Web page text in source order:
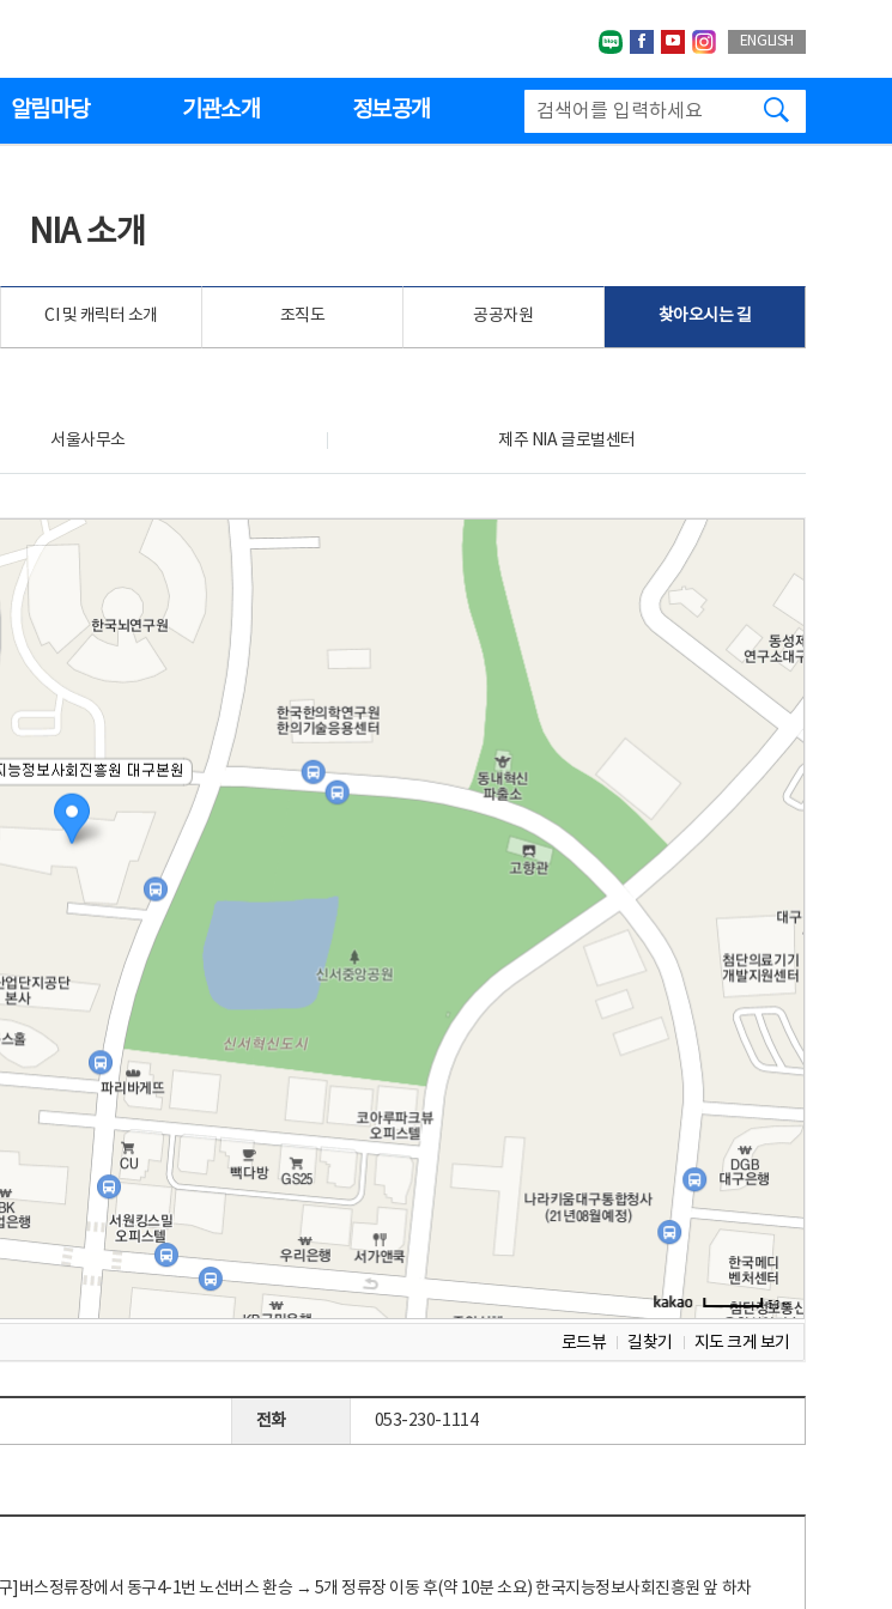
네이버블로그
페이스북
유투브인스타그랩
ENGLISH
알림마당 기관소개 정보공개
NIA 소개
CI 및 캐릭터 소개 조직도 공공자원 찾아오시는 길
서울사무소 제주 NIA 글로벌센터
로드뷰 길찾기 지도 크게 보기
전화 053-230-1114
스정류장에서 동구4-1번 노선버스 환승 → 5개 정류장 이동 후(약 10분 소요) 한국지능정보사회진흥원 앞 하차